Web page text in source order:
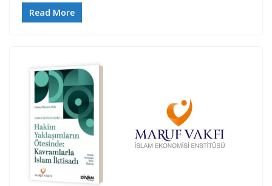
Read More